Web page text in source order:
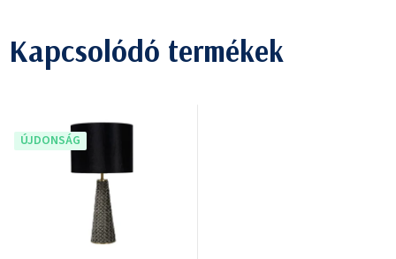
Kapcsolódó termékek
ÚJDONSÁG